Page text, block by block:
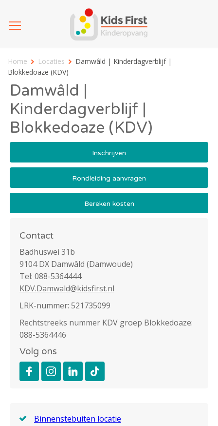
Home Locaties
Damwâld | Kinderdagverblijf |
Blokkedoaze (KDV)
Damwâld |
Kinderdagverblijf |
Blokkedoaze (KDV)
Inschrijven
Rondleiding aanvragen
Bereken kosten
Contact
Badhuswei 31b
9104 DX Damwâld (Damwoude)
Tel: 088-5364444
KDV.Damwald@kidsfirst.nl
LRK-nummer: 521735099
Rechtstreeks nummer KDV groep Blokkedoaze:
088-5364446
Volg ons
Binnenstebuiten locatie